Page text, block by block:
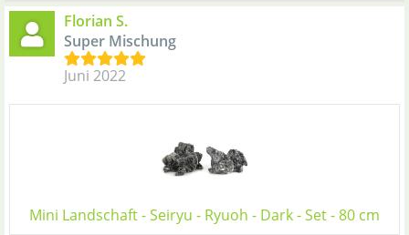
Florian S.
Super Mischung
Juni 2022
Mini Landschaft - Seiryu - Ryuoh - Dark - Set - 80 cm